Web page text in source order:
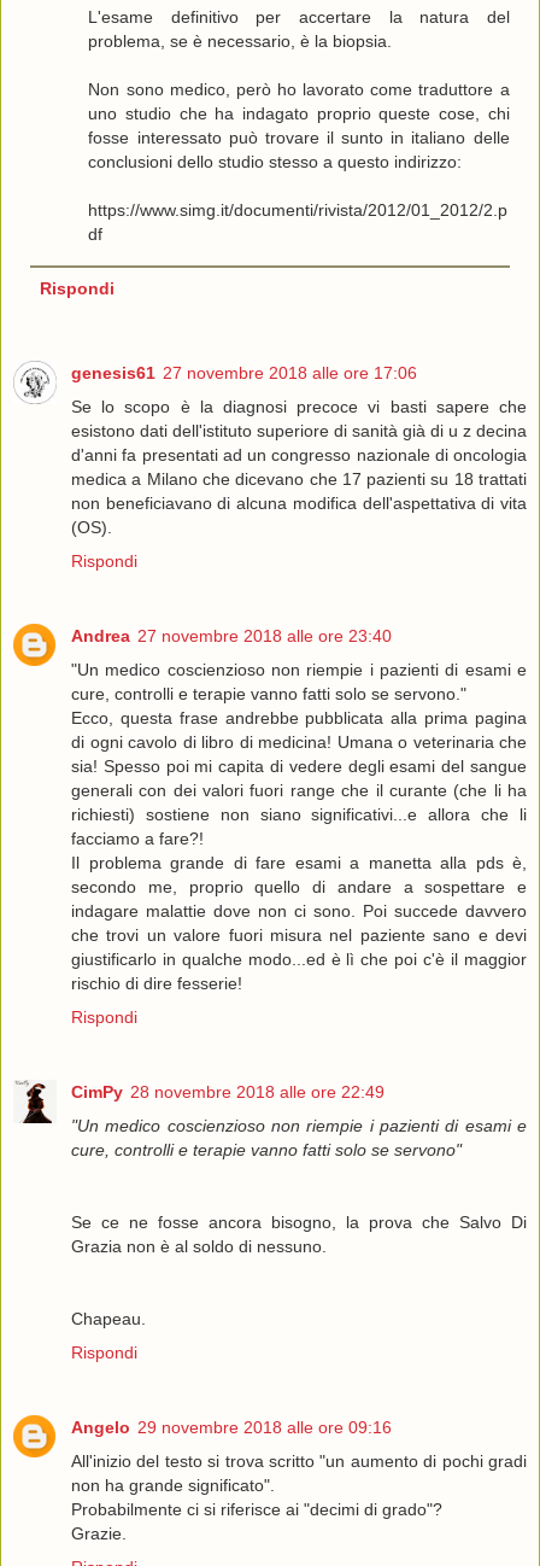
L'esame definitivo per accertare la natura del
problema, se è necessario, è la biopsia.
Non sono medico, però ho lavorato come traduttore a
uno studio che ha indagato proprio queste cose, chi
fosse interessato può trovare il sunto in italiano delle
conclusioni dello studio stesso a questo indirizzo:
https://www.simg.it/documenti/rivista/2012/01_2012/2.p
df
Rispondi
genesis61 27 novembre 2018 alle ore 17:06
Se lo scopo è la diagnosi precoce vi basti sapere che
esistono dati dell'istituto superiore di sanità già di u z decina
d'anni fa presentati ad un congresso nazionale di oncologia
medica a Milano che dicevano che 17 pazienti su 18 trattati
non beneficiavano di alcuna modifica dell'aspettativa di vita
(OS).
Rispondi
Andrea 27 novembre 2018 alle ore 23:40
"Un medico coscienzioso non riempie i pazienti di esami e
cure, controlli e terapie vanno fatti solo se servono."
Ecco, questa frase andrebbe pubblicata alla prima pagina
di ogni cavolo di libro di medicina! Umana o veterinaria che
sia! Spesso poi mi capita di vedere degli esami del sangue
generali con dei valori fuori range che il curante (che li ha
richiesti) sostiene non siano significativi...e allora che li
facciamo a fare?!
Il problema grande di fare esami a manetta alla pds è,
secondo me, proprio quello di andare a sospettare e
indagare malattie dove non ci sono. Poi succede davvero
che trovi un valore fuori misura nel paziente sano e devi
giustificarlo in qualche modo...ed è lì che poi c'è il maggior
rischio di dire fesserie!
Rispondi
CimPy 28 novembre 2018 alle ore 22:49
"Un medico coscienzioso non riempie i pazienti di esami e
cure, controlli e terapie vanno fatti solo se servono"
Se ce ne fosse ancora bisogno, la prova che Salvo Di
Grazia non è al soldo di nessuno.
Chapeau.
Rispondi
Angelo 29 novembre 2018 alle ore 09:16
All'inizio del testo si trova scritto "un aumento di pochi gradi
non ha grande significato".
Probabilmente ci si riferisce ai "decimi di grado"?
Grazie.